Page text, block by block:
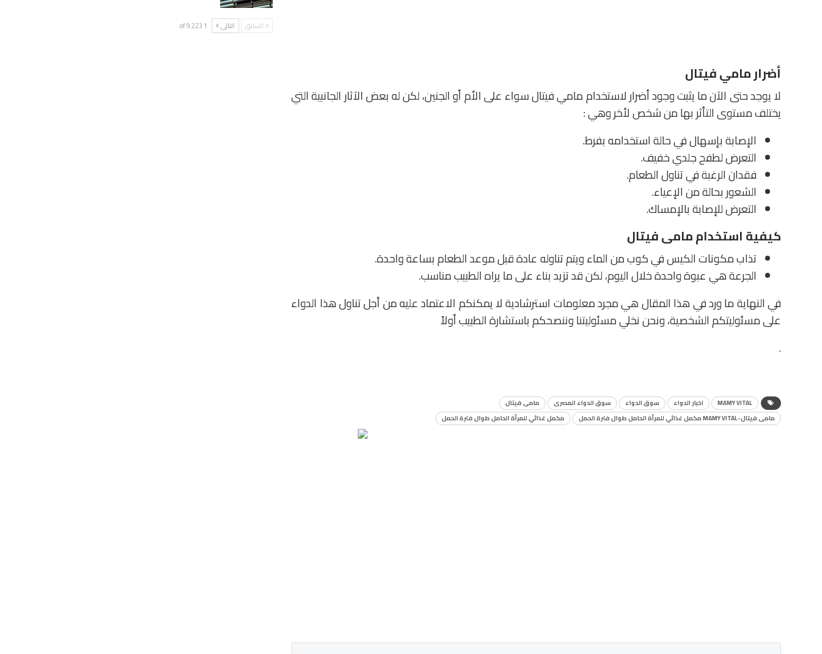
أضرار مامي فيتال
لا يوجد حتى الآن ما يثبت وجود أضرار لاستخدام مامي فيتال سواء على الأم أو الجنين، لكن له بعض الآثار الجانبية التي
يختلف مستوى التأثر بها من شخص لأخر وهي :
الإصابة بإسهال في حالة استخدامه بفرط.
التعرض لطفح جلدي خفيف.
فقدان الرغبة في تناول الطعام.
الشعور بحالة من الإعياء.
التعرض للإصابة بالإمساك.
كيفية استخدام مامى فيتال
تذاب مكونات الكيس في كوب من الماء ويتم تناوله عادة قبل موعد الطعام بساعة واحدة.
الجرعة هي عبوة واحدة خلال اليوم، لكن قد تزيد بناء على ما يراه الطبيب مناسب.
في النهاية ما ورد في هذا المقال هي مجرد معلومات استرشادية لا يمكنكم الاعتماد عليه من أجل تناول هذا الدواء
على مسئوليتكم الشخصية، ونحن نخلي مسئوليتنا وننصحكم باستشارة الطبيب أولاً
.
MAMY VITAL اخبار الدواء سوق الدواء سوق الدواء المصرى
مامى فيتال
مامى فيتال-MAMY VITAL مكمل غذائي للمرأة الحامل طوال فترة الحمل
مكمل غذائي للمرأة الحامل طوال فترة الحمل
السابق التالى 1 of 9٬223